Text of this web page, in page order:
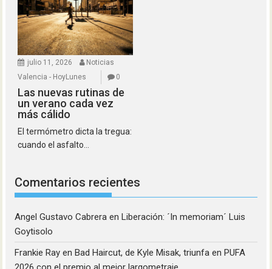
julio 11, 2026
Noticias
Valencia - HoyLunes
0
Las nuevas rutinas de
un verano cada vez
más cálido
El termómetro dicta la tregua:
cuando el asfalto...
Comentarios recientes
Angel Gustavo Cabrera enLiberación: ´In memoriam´ Luis
Goytisolo
Frankie Ray enBad Haircut, de Kyle Misak, triunfa en PUFA